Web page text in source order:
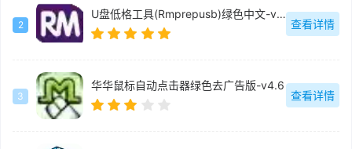
2
U盘低格工具(Rmprepusb)绿色中文-v2.1.744
查看详情
3
华华鼠标自动点击器绿色去广告版-v4.6
查看详情